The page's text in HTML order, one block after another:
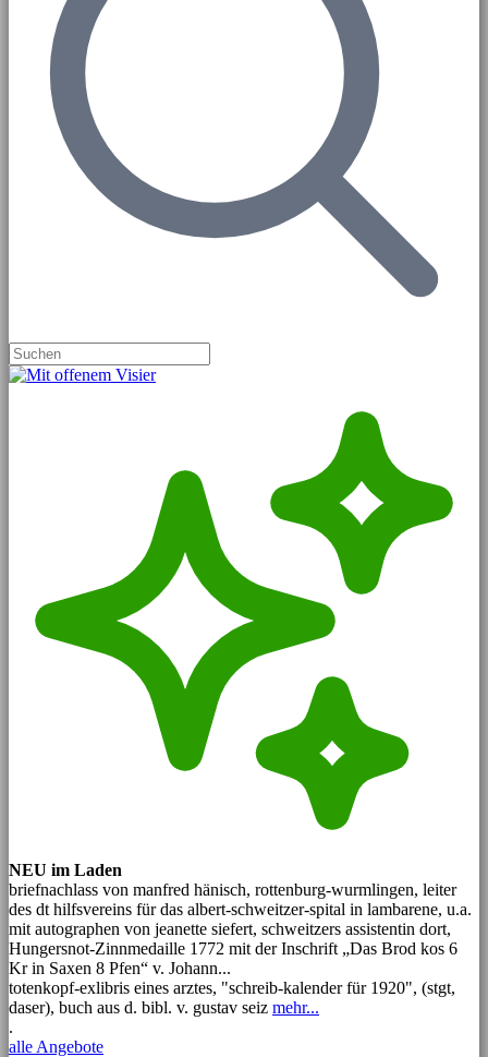
NEU im Laden
briefnachlass von manfred hänisch, rottenburg-wurmlingen, leiter
des dt hilfsvereins für das albert-schweitzer-spital in lambarene, u.a.
mit autographen von jeanette siefert, schweitzers assistentin dort,
Hungersnot-Zinnmedaille 1772 mit der Inschrift „Das Brod kos 6
Kr in Saxen 8 Pfen“ v. Johann...
totenkopf-exlibris eines arztes, "schreib-kalender für 1920", (stgt,
daser), buch aus d. bibl. v. gustav seiz mehr...
.
alle Angebote